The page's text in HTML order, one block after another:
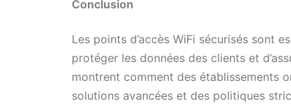
Conclusion
Les points d’accès WiFi sécurisés sont
protéger les données des clients et
montrent comment des établissements
solutions avancées et des politiques